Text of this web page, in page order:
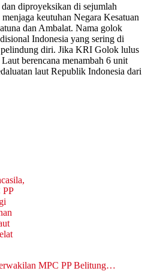
diproyeksikan di sejumlah
keutuhan Negara Kesatuan
dan Ambalat. Nama golok
Indonesia yang sering di
pelindung diri. Jika KRI Golok lulus
berencana menambah 6 unit
laut Republik Indonesia dari
MPC PP Belitung…